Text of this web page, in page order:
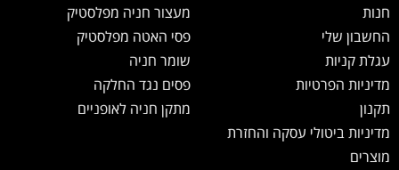
חנות
החשבון שלי
עגלת קניות
מדיניות הפרטיות
תקנון
מדיניות ביטולי עסקה והחזרת
מוצרים
מעצור חניה מפלסטיק
פסי האטה מפלסטיק
שומר חניה
פסים נגד החלקה
מתקן חניה לאופניים